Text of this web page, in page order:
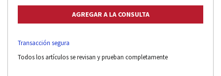
Transacción segura
Todos los artículos se revisan y prueban completamente